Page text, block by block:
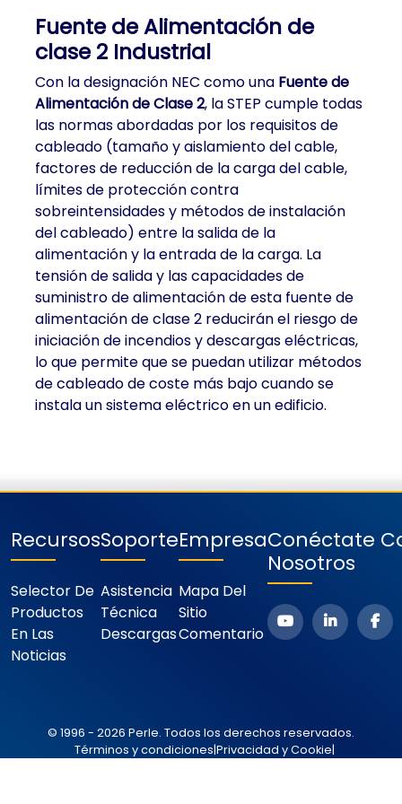
Fuente de Alimentación de
clase 2 Industrial
Con la designación NEC como una Fuente de
Alimentación de Clase 2, la STEP cumple todas
las normas abordadas por los requisitos de
cableado (tamaño y aislamiento del cable,
factores de reducción de la carga del cable,
límites de protección contra
sobreintensidades y métodos de instalación
del cableado) entre la salida de la
alimentación y la entrada de la carga. La
tensión de salida y las capacidades de
suministro de alimentación de esta fuente de
alimentación de clase 2 reducirán el riesgo de
iniciación de incendios y descargas eléctricas,
lo que permite que se puedan utilizar métodos
de cableado de coste más bajo cuando se
instala un sistema eléctrico en un edificio.
Recursos
Selector De
Productos
En Las
Noticias
Soporte
Asistencia
Técnica
Descargas
Empresa
Mapa Del
Sitio
Comentario
Conéctate
Nosotros
© 1996 - 2026 Perle. Todos los derechos reservados.
Términos y condiciones|Privacidad y Cookie|